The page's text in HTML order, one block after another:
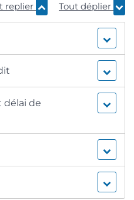
replier Tout déplier
délai de